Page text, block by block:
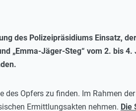
des Polizeipräsidiums Einsatz,
„Emma-Jäger-Steg“ vom 2. bis
des Opfers zu finden. Im Rahmen
Ermittlungsakten nehmen. Die